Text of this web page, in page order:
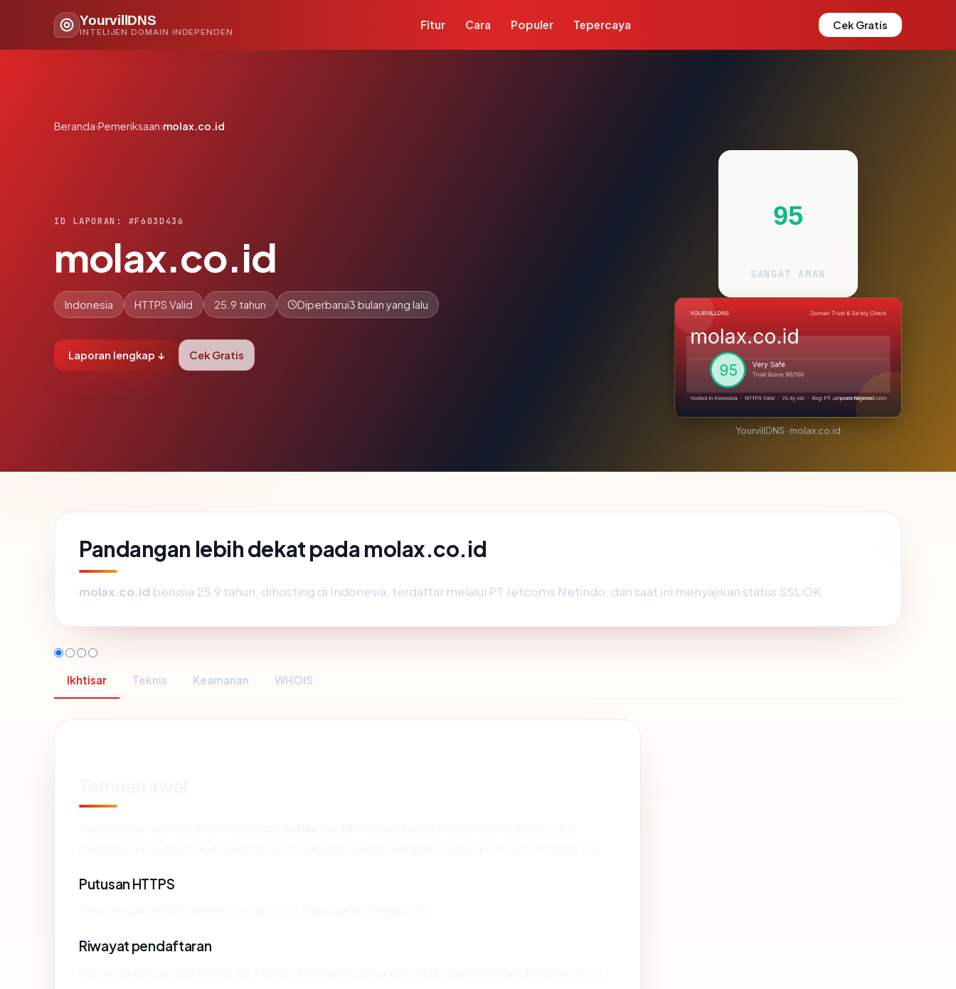
YourvillDNS
INTELIJEN DOMAIN INDEPENDEN
Fitur Cara Populer Tepercaya Cek Gratis
Beranda›Pemeriksaan›molax.co.id
ID LAPORAN: #F603D436
molax.co.id
Indonesia HTTPS Valid 25.9 tahun Diperbarui3 bulan yang lalu
Laporan lengkap ↓ Cek Gratis
95
SANGAT AMAN
YourvillDNS · molax.co.id
Pandangan lebih dekat pada molax.co.id
molax.co.id berusia 25.9 tahun, dihosting di Indonesia, terdaftar melalui PT Jetcoms Netindo, dan saat ini menyajikan status SSL OK.
Ikhtisar Teknis Keamanan WHOIS
Putusan HTTPS
Riwayat pendaftaran